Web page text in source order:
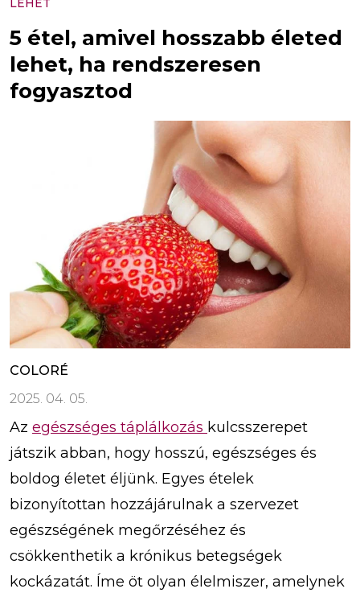
LEHET
5 étel, amivel hosszabb életed
lehet, ha rendszeresen
fogyasztod
COLORÉ
2025. 04. 05.
Az egészséges táplálkozás kulcsszerepet
játszik abban, hogy hosszú, egészséges és
boldog életet éljünk. Egyes ételek
bizonyítottan hozzájárulnak a szervezet
egészségének megőrzéséhez és
csökkenthetik a krónikus betegségek
kockázatát. Íme öt olyan élelmiszer, amelynek